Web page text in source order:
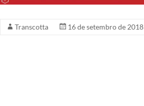
Transcotta 16 de setembro de 2018